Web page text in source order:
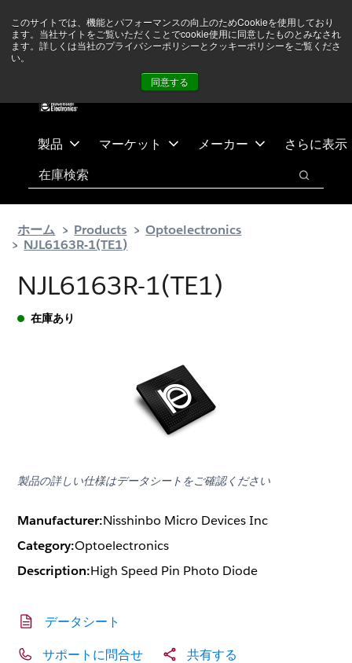
このサイトでは、機能とパフォーマンスの向上のためCookieを使用しており
ます。当社サイトをご覧いただくことでcookie使用に同意したものとみなされ
ます。詳しくは当社のプライバシーポリシーとクッキーポリシーをご覧くださ
い。
同意する
テ
ス
ありません 詳しい情報はこちら➜
製品 マーケット メーカー さらに表示
検索
検索
ホーム Products
Optoelectronics
NJL6163R-1(TE1)
NJL6163R-1(TE1)
在庫あり
製品の詳しい仕様はデータシートをご確認ください
Manufacturer:Nisshinbo Micro Devices Inc
Category:Optoelectronics
Description:High Speed Pin Photo Diode
データシート
サポートに問合せ 共有する